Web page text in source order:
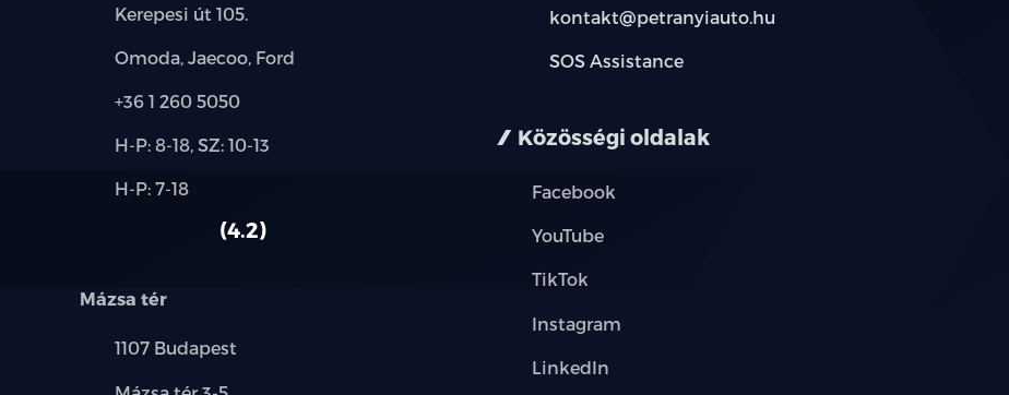
Cím:
Kerepesi út 105.
Márkák:
Omoda, Jaecoo, Ford
Telefon:
+36 1 260 5050
Új-
használt
H-P: 8-18, SZ: 10-13
Alkatrész,
H-P: 7-18
4.2
Mázsa tér
Település:
1107 Budapest
Cím:
kontakt@petranyiauto.hu
SOS Assistance
Közösségi oldalak
Facebook
YouTube
TikTok
Instagram
LinkedIn